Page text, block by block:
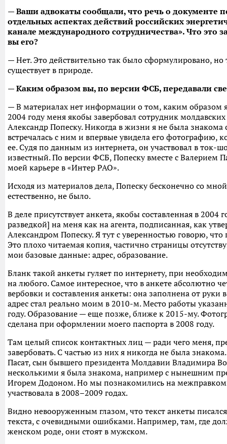
— Ваши адвокаты сообщали, что речь о документе
отдельных аспектах действий российских
канале международного сотрудничества». Что это
вы его?
— Нет. Это действительно так было сформулировано, но
существует в природе.
— Каким образом вы, по версии ФСБ, передавали
— В материалах нет информации о том, каким образом я
2004 году меня якобы завербовал сотрудник
Александр Попеску. Никогда в жизни я не была знакома
встречалась с ним и впервые увидела его фотографию,
ее. Судя по данным из интернета, он участвовал в ток-
известный. По версии ФСБ, Попеску вместе с Валерием
моей карьере в «Интер РАО».
Исходя из материалов дела, Попеску бесконечно со
естественно, не было.
В деле присутствует анкета, якобы составленная в 2004
разведкой] на меня как на агента, подписанная, как
Александром Попеску. Я тут с уверенностью говорю,
Это плохо читаемая копия, частично страницы
мои базовые данные: адрес, образование.
Бланк такой анкеты гуляет по интернету, при
на любого. Самое интересное, что в анкете абсолютно
вербовки и составления анкеты: она заполнена от руки
адрес стал реально моим в 2010-м. Место работы
году. Образование — еще позже, ближе к 2015-му.
сделана при оформлении моего паспорта в 2008 году.
Там целый список контактных лиц — ради чего меня,
завербовать. С частью из них я никогда не была
Пасат, сын бывшего президента Молдавии Владимира
несколькими я была знакома, например с нынешним
Игорем Додоном. Но мы познакомились на
участвовала в 2008–2009 годах.
Видно невооруженным глазом, что текст анкеты
текста, с очевидными ошибками. Например, там, где
женском роде, они стоят в мужском.